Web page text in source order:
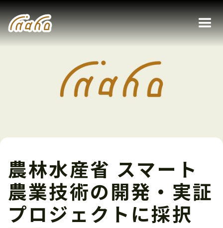
農林水産省 スマート
農業技術の開発・実証
プロジェクトに採択